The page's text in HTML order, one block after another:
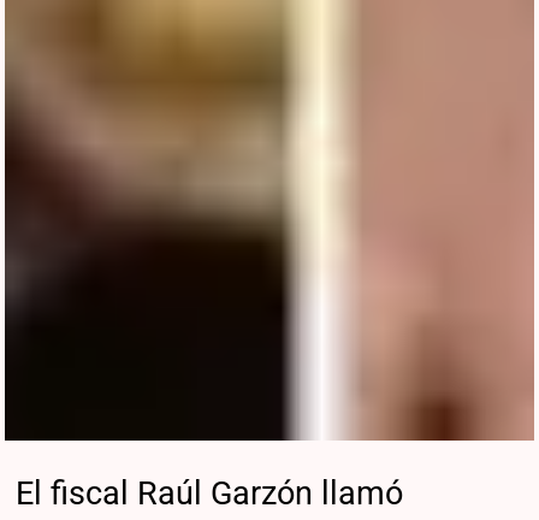
El fiscal Raúl Garzón llamó